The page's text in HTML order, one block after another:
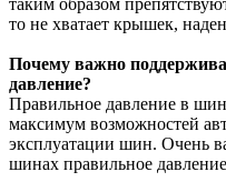
то не хватает крышек,
Почему важно
давление?
Правильное давление в
максимум возможностей
эксплуатации шин. Очень
шинах правильное